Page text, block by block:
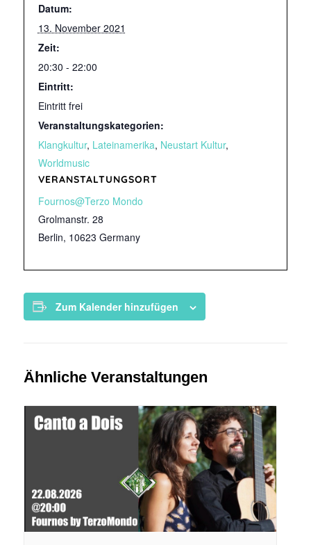
Datum:
13. November 2021
Zeit:
20:30 - 22:00
Eintritt:
Eintritt frei
Veranstaltungskategorien:
Klangkultur, Lateinamerika, Neustart Kultur,
Worldmusic
VERANSTALTUNGSORT
Fournos@Terzo Mondo
Grolmanstr. 28
Berlin, 10623 Germany
Zum Kalender hinzufügen
Ähnliche Veranstaltungen